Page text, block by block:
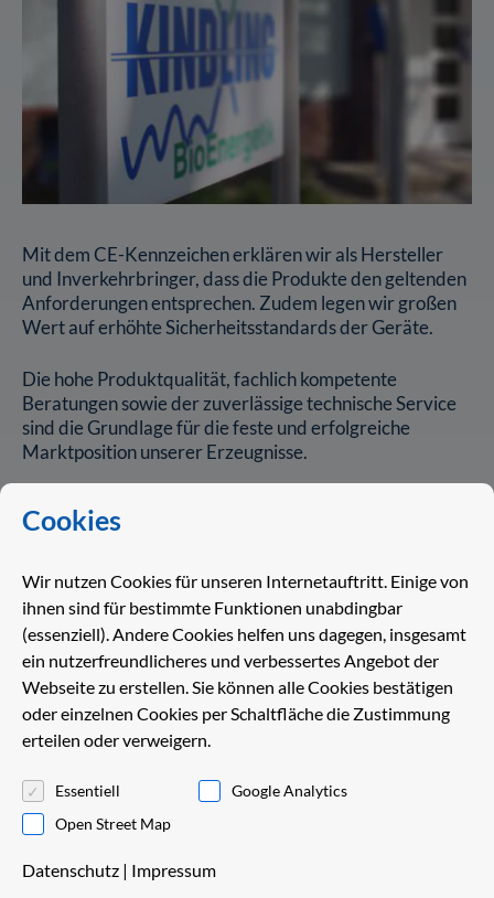
Mit dem CE-Kennzeichen erklären wir als Hersteller
und Inverkehrbringer, dass die Produkte den geltenden
Anforderungen entsprechen. Zudem legen wir großen
Wert auf erhöhte Sicherheitsstandards der Geräte.
Die hohe Produktqualität, fachlich kompetente
Beratungen sowie der zuverlässige technische Service
sind die Grundlage für die feste und erfolgreiche
Marktposition unserer Erzeugnisse.
So stehen wir Ihnen persönlich vor Ort in Hildesheim,
telefonisch oder per E-Mail mit Beratung, Verkauf und
Darüber hinaus bestehen Vertriebsstrukturen in
anderen Ländern, wie zum Beispiel Niederlande,
Spanien, Schweiz, Nordamerika, Taiwan, Japan u. a.
Hier sehen Sie eine Auflistung unserVertriebspartner.
Überzeugen Sie sich von der Produktvielfalt und den
sich individuell beraten. Wir werden Ihre Ansprüche in
der Erstellung des optimalen Arbeitsplatzes zu Ihrer
Cookies
Wir nutzen Cookies für unseren Internetauftritt. Einige von
ihnen sind für bestimmte Funktionen unabdingbar
(essenziell). Andere Cookies helfen uns dagegen, insgesamt
ein nutzerfreundlicheres und verbessertes Angebot der
Webseite zu erstellen. Sie können alle Cookies bestätigen
oder einzelnen Cookies per Schaltfläche die Zustimmung
erteilen oder verweigern.
Essentiell
Google Analytics
Open Street Map
Datenschutz | Impressum